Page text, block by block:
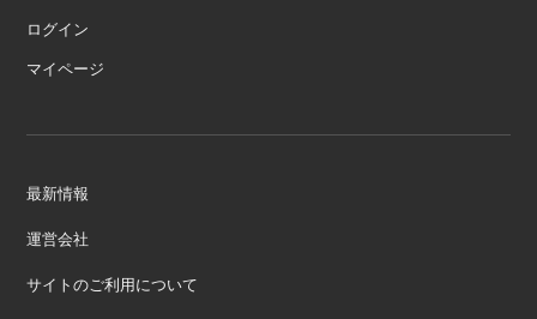
ログイン
マイページ
最新情報
運営会社
サイトのご利用について